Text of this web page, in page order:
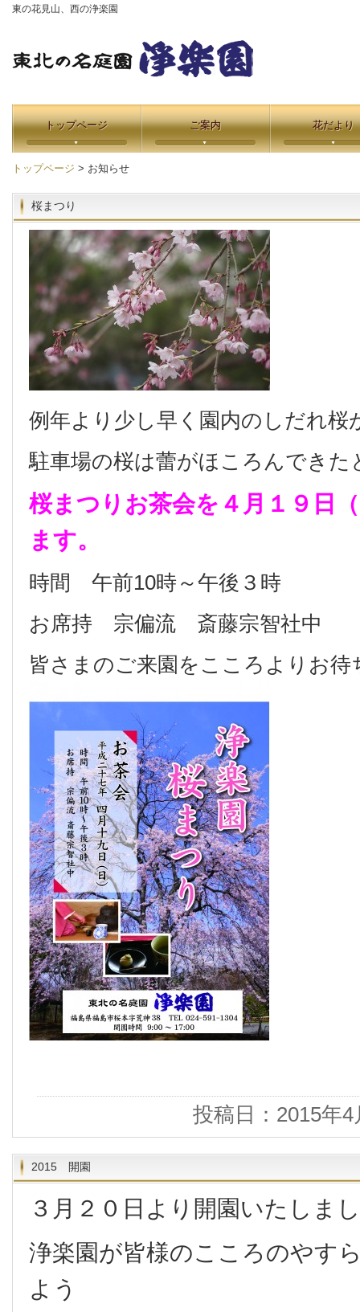
東の花見山、西の浄楽園
トップページ ご案内 花だより
トップページ > お知らせ
桜まつり
例年より少し早く園内のしだれ桜
駐車場の桜は蕾がほころんできた
桜まつりお茶会を４月１９日
ます。
時間 午前10時～午後３時
お席持 宗偏流 斎藤宗智社中
皆さまのご来園をこころよりお待
投稿日：2015年4
2015 開園
３月２０日より開園いたしま
浄楽園が皆様のこころのやす
よう